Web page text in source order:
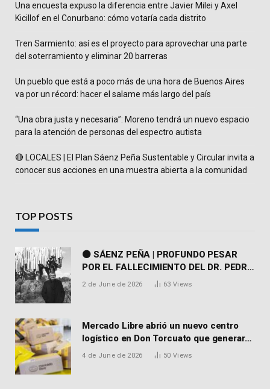
Una encuesta expuso la diferencia entre Javier Milei y Axel
Kicillof en el Conurbano: cómo votaría cada distrito
Tren Sarmiento: así es el proyecto para aprovechar una parte
del soterramiento y eliminar 20 barreras
Un pueblo que está a poco más de una hora de Buenos Aires
va por un récord: hacer el salame más largo del país
“Una obra justa y necesaria”: Moreno tendrá un nuevo espacio
para la atención de personas del espectro autista
🔴 LOCALES | El Plan Sáenz Peña Sustentable y Circular invita a
conocer sus acciones en una muestra abierta a la comunidad
TOP POSTS
⚫ SÁENZ PEÑA | PROFUNDO PESAR
POR EL FALLECIMIENTO DEL DR. PEDRO
MARTORELL
2 de June de 2026 63 Views
Mercado Libre abrió un nuevo centro
logístico en Don Torcuato que generará
900 empleos: cómo enviar el CV
4 de June de 2026 50 Views